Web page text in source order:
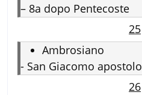
– 8a dopo Pentecoste
25
Ambrosiano
- San Giacomo apostolo
26